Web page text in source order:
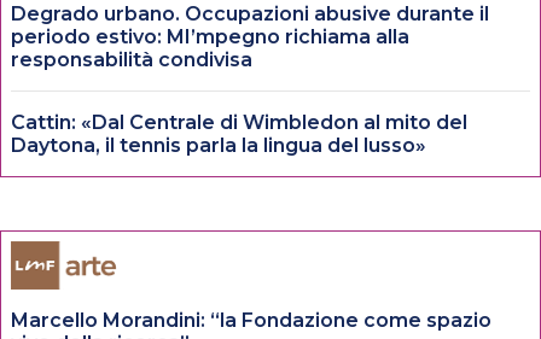
Degrado urbano. Occupazioni abusive durante il
periodo estivo: MI’mpegno richiama alla
responsabilità condivisa
Cattin: «Dal Centrale di Wimbledon al mito del
Daytona, il tennis parla la lingua del lusso»
Marcello Morandini: “la Fondazione come spazio